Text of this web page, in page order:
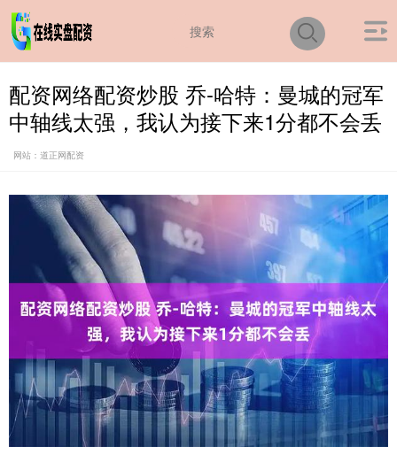
配资网络配资炒股 乔-哈特：曼城的冠军
中轴线太强，我认为接下来1分都不会丢
网站：道正网配资